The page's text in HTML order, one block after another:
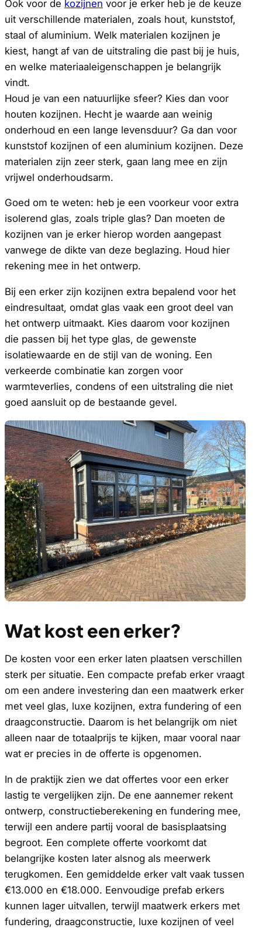
Ook voor de kozijnen voor je erker heb je de keuze
uit verschillende materialen, zoals hout, kunststof,
staal of aluminium. Welk materialen kozijnen je
kiest, hangt af van de uitstraling die past bij je huis,
en welke materiaaleigenschappen je belangrijk
vindt.
Houd je van een natuurlijke sfeer? Kies dan voor
houten kozijnen. Hecht je waarde aan weinig
onderhoud en een lange levensduur? Ga dan voor
kunststof kozijnen of een aluminium kozijnen. Deze
materialen zijn zeer sterk, gaan lang mee en zijn
vrijwel onderhoudsarm.
Goed om te weten: heb je een voorkeur voor extra
isolerend glas, zoals triple glas? Dan moeten de
kozijnen van je erker hierop worden aangepast
vanwege de dikte van deze beglazing. Houd hier
rekening mee in het ontwerp.
Bij een erker zijn kozijnen extra bepalend voor het
eindresultaat, omdat glas vaak een groot deel van
het ontwerp uitmaakt. Kies daarom voor kozijnen
die passen bij het type glas, de gewenste
isolatiewaarde en de stijl van de woning. Een
verkeerde combinatie kan zorgen voor
warmteverlies, condens of een uitstraling die niet
goed aansluit op de bestaande gevel.
Wat kost een erker?
De kosten voor een erker laten plaatsen verschillen
sterk per situatie. Een compacte prefab erker vraagt
om een andere investering dan een maatwerk erker
met veel glas, luxe kozijnen, extra fundering of een
draagconstructie. Daarom is het belangrijk om niet
alleen naar de totaalprijs te kijken, maar vooral naar
wat er precies in de offerte is opgenomen.
In de praktijk zien we dat offertes voor een erker
lastig te vergelijken zijn. De ene aannemer rekent
ontwerp, constructieberekening en fundering mee,
terwijl een andere partij vooral de basisplaatsing
begroot. Een complete offerte voorkomt dat
belangrijke kosten later alsnog als meerwerk
terugkomen. Een gemiddelde erker valt vaak tussen
€13.000 en €18.000. Eenvoudige prefab erkers
kunnen lager uitvallen, terwijl maatwerk erkers met
fundering, draagconstructie, luxe kozijnen of veel